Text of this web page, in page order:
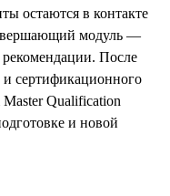
остаются в контакте
модуль —
рекомендации. После
сертификационного
Master Qualification
и новой